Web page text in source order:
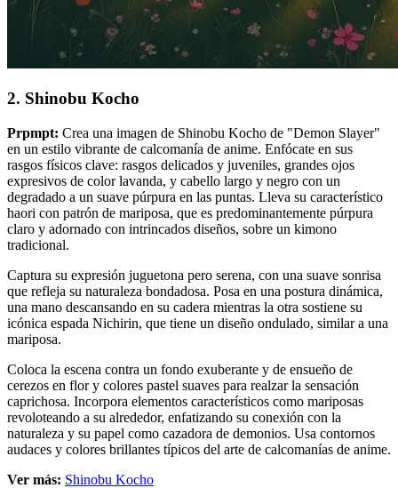
2. Shinobu Kocho
Prpmpt: Crea una imagen de Shinobu Kocho de "Demon Slayer"
en un estilo vibrante de calcomanía de anime. Enfócate en sus
rasgos físicos clave: rasgos delicados y juveniles, grandes ojos
expresivos de color lavanda, y cabello largo y negro con un
degradado a un suave púrpura en las puntas. Lleva su característico
haori con patrón de mariposa, que es predominantemente púrpura
claro y adornado con intrincados diseños, sobre un kimono
tradicional.
Captura su expresión juguetona pero serena, con una suave sonrisa
que refleja su naturaleza bondadosa. Posa en una postura dinámica,
una mano descansando en su cadera mientras la otra sostiene su
icónica espada Nichirin, que tiene un diseño ondulado, similar a una
mariposa.
Coloca la escena contra un fondo exuberante y de ensueño de
cerezos en flor y colores pastel suaves para realzar la sensación
caprichosa. Incorpora elementos característicos como mariposas
revoloteando a su alrededor, enfatizando su conexión con la
naturaleza y su papel como cazadora de demonios. Usa contornos
audaces y colores brillantes típicos del arte de calcomanías de anime.
Ver más: Shinobu Kocho